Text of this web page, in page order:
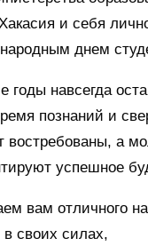
и себя
днем
годы навсегда
познаний и
востребованы, а
успешное
вам отличного
в своих силах,